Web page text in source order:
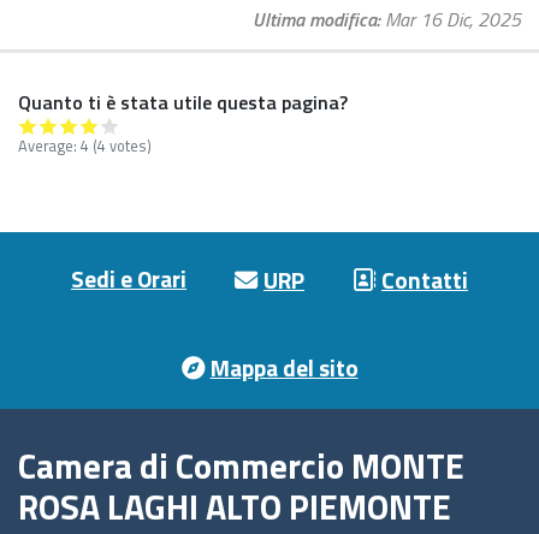
Ultima modifica Mar 16 Dic, 2025
Quanto ti è stata utile questa pagina?
Average: 4 (4 votes)
Sedi e Orari URP Contatti
Mappa del sito
Camera di Commercio MONTE
ROSA LAGHI ALTO PIEMONTE